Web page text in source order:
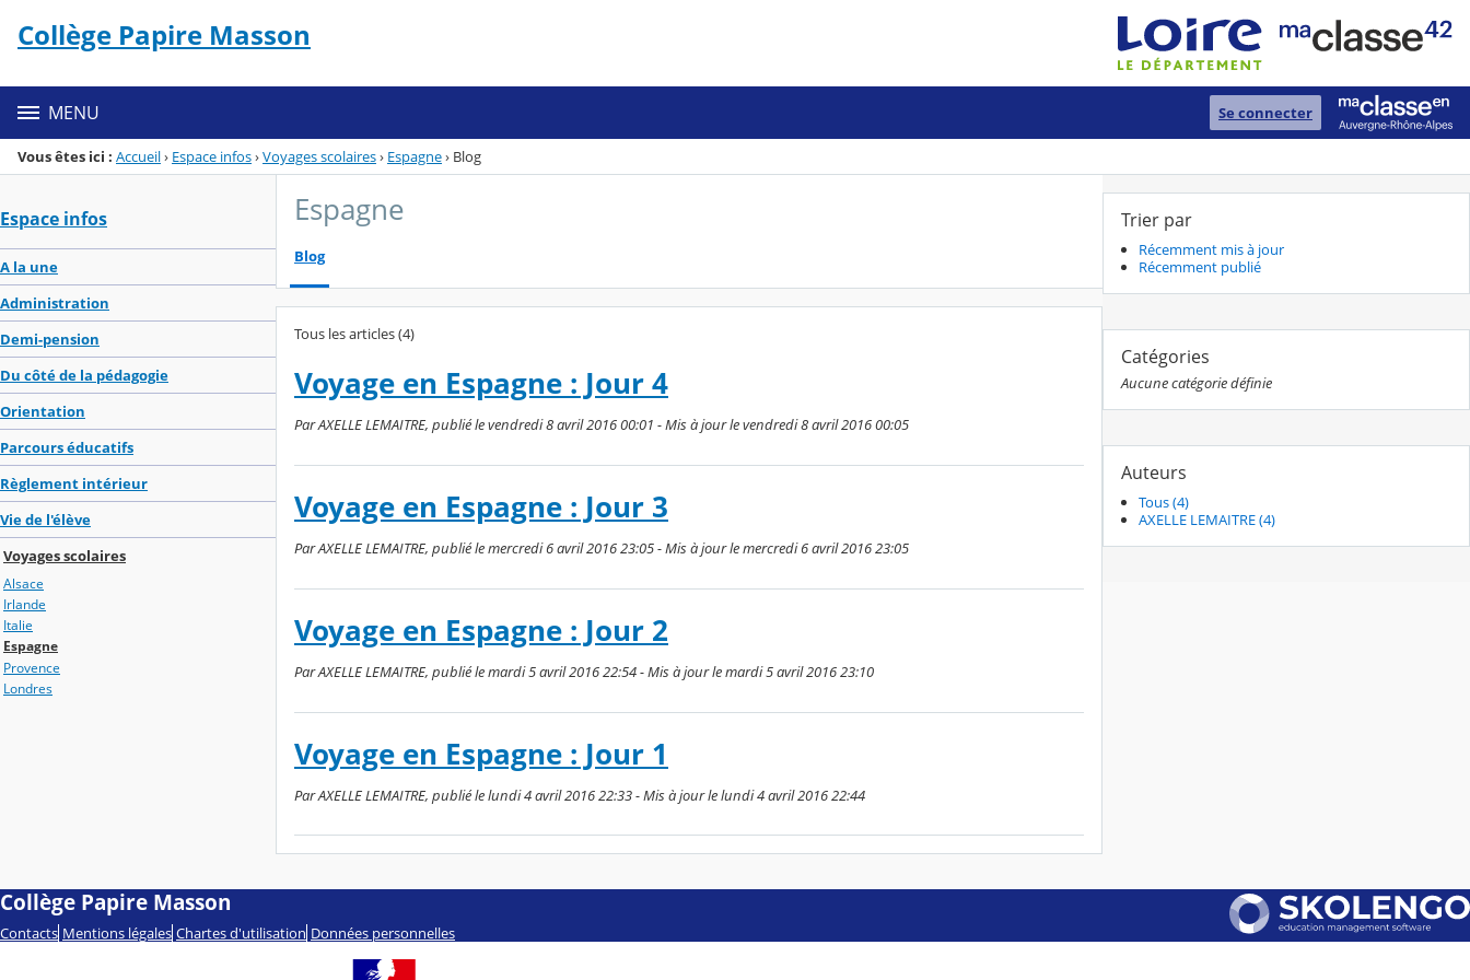
Menu de la rubrique
Contenu
Collège Papire Masson
MENU Se connecter
Vous êtes ici : Accueil› Espace infos›Voyages scolaires› Espagne› Blog
Espace infos
A la une
Administration
Demi-pension
Du côté de la pédagogie
Orientation
Parcours éducatifs
Règlement intérieur
Vie de l'élève
Voyages scolaires
Alsace
Irlande
Italie
Espagne
Provence
Londres
Espagne
Blog
Tous les articles (4)
Voyage en Espagne : Jour 4
Par AXELLE LEMAITRE, publié le vendredi 8 avril 2016 00:01 - Mis à jour le vendredi 8 avril 2016 00:05
Voyage en Espagne : Jour 3
Par AXELLE LEMAITRE, publié le mercredi 6 avril 2016 23:05 - Mis à jour le mercredi 6 avril 2016 23:05
Voyage en Espagne : Jour 2
Par AXELLE LEMAITRE, publié le mardi 5 avril 2016 22:54 - Mis à jour le mardi 5 avril 2016 23:10
Voyage en Espagne : Jour 1
Par AXELLE LEMAITRE, publié le lundi 4 avril 2016 22:33 - Mis à jour le lundi 4 avril 2016 22:44
Trier par
Récemment mis à jour
Récemment publié
Catégories
Aucune catégorie définie
Auteurs
Tous (4)
AXELLE LEMAITRE (4)
Collège Papire Masson
Contacts Mentions légales Chartes d'utilisation Données personnelles